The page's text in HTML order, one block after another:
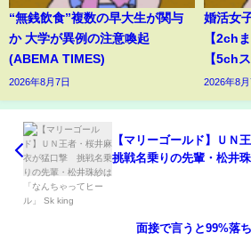
“無銭飲食”複数の早大生が関与
か 大学が異例の注意喚起
(ABEMA TIMES)
2026年8月7日
婚活女
【2ch
【5chス
2026年8月
【マリーゴールド】ＵＮ
挑戦名乗りの先輩・松井
面接で言うと99%落